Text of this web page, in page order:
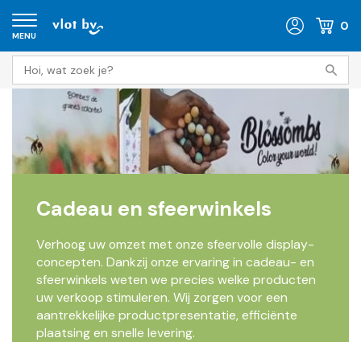
MENU
0
Cadeau en sfeerwinkels
Verhoog uw omzet met onze sfeervolle display-
concepten. Dankzij onze ervaring in cadeau- en
sfeerwinkels weten we precies welke producten
uw verkoop stimuleren. Wij zorgen voor een
aantrekkelijke productpresentatie, efficiënte
plaatsing en snelle levering.